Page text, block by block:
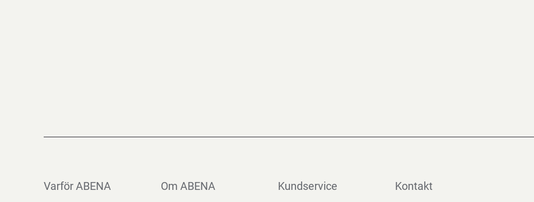
Varför ABENA Om ABENA Kundservice Kontakt